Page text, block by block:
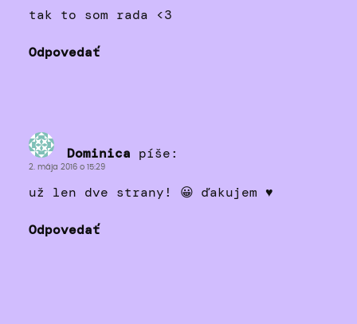
tak to som rada <3
Odpovedať
Dominica píše:
2. mája 2016 o 15:29
už len dve strany! 😀 ďakujem ♥
Odpovedať